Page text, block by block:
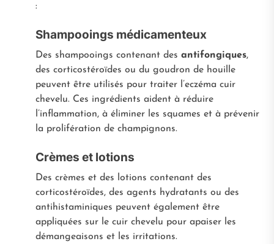
:
Shampooings médicamenteux
Des shampooings contenant des antifongiques,
des corticostéroïdes ou du goudron de houille
peuvent être utilisés pour traiter l’eczéma cuir
chevelu. Ces ingrédients aident à réduire
l’inflammation, à éliminer les squames et à prévenir
la prolifération de champignons.
Crèmes et lotions
Des crèmes et des lotions contenant des
corticostéroïdes, des agents hydratants ou des
antihistaminiques peuvent également être
appliquées sur le cuir chevelu pour apaiser les
démangeaisons et les irritations.